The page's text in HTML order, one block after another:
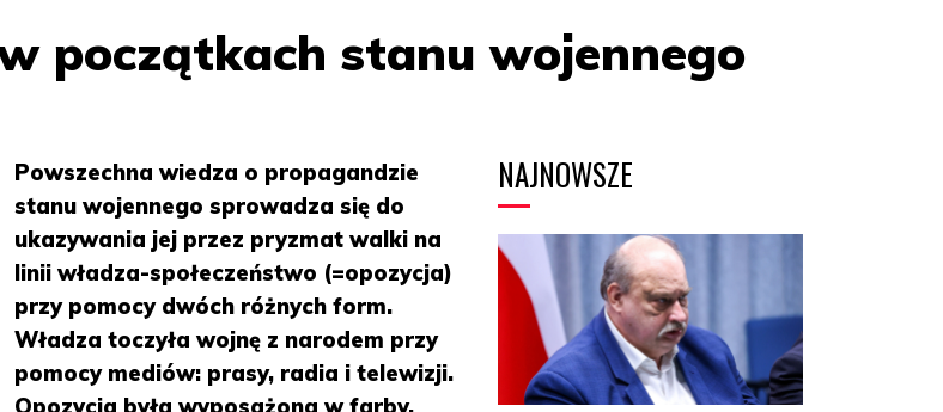
początkach stanu wojennego
Powszechna wiedza o propagandzie
stanu wojennego sprowadza się do
ukazywania jej przez pryzmat walki na
linii władza-społeczeństwo (=opozycja)
przy pomocy dwóch różnych form.
Władza toczyła wojnę z narodem przy
pomocy mediów: prasy, radia i telewizji.
NAJNOWSZE